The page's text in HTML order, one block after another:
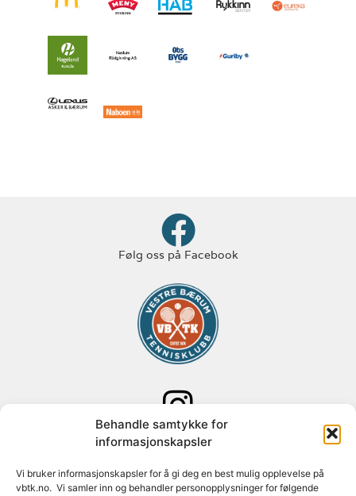
Behandle samtykke for
informasjonskapsler
Vi bruker informasjonskapsler for å gi deg en best mulig opplevelse på
vbtk.no. Vi samler inn og behandler personopplysninger for følgende
Følg oss på Facebook
Følg oss på Instagram
Adresse: Paal Bergs vei 125
1348 Rykkinn